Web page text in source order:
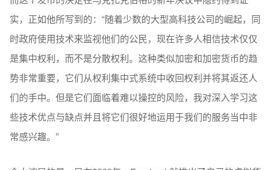
实，正如他所写到的：“随着少数的大型高科技公司的崛起，同
时政府使用技术来监视他们的公民，现在许多人相信技术仅仅
是集中权利，而不是分散权利。这种类似加密和加密货币的趋
势非常重要，它们从权利集中式系统中收回权利并将其返还人
们的手中。但是它们面临着难以操控的风险，我对深入学习这
些技术优点与缺点并且将它们很好地运用于我们的服务当中非
常感兴趣。”